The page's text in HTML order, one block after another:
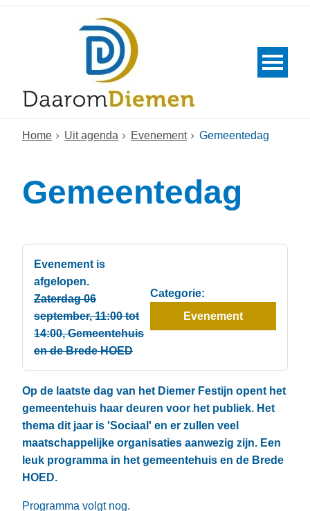
Home Uit agenda Evenement Gemeentedag
Gemeentedag
Evenement is
afgelopen.
Zaterdag 06
september, 11:00 tot
14:00, Gemeentehuis
en de Brede HOED
Categorie:
Evenement
Op de laatste dag van het Diemer Festijn opent het
gemeentehuis haar deuren voor het publiek. Het
thema dit jaar is 'Sociaal' en er zullen veel
maatschappelijke organisaties aanwezig zijn. Een
leuk programma in het gemeentehuis en de Brede
HOED.
Programma volgt nog.